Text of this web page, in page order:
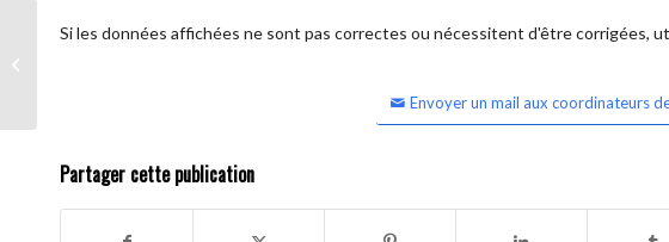
Si les données affichées ne sont pas correctes ou nécessitent d'être corrigées,
Envoyer un mail aux coordinateurs
Partager cette publication